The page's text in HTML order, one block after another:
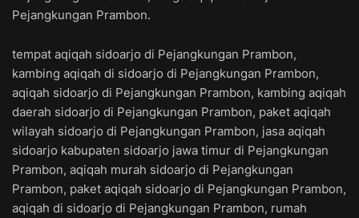
Pejangkungan Prambon.
tempat aqiqah sidoarjo di Pejangkungan Prambon,
kambing aqiqah di sidoarjo di Pejangkungan Prambon,
aqiqah sidoarjo di Pejangkungan Prambon, kambing aqiqah
daerah sidoarjo di Pejangkungan Prambon, paket aqiqah
wilayah sidoarjo di Pejangkungan Prambon, jasa aqiqah
sidoarjo kabupaten sidoarjo jawa timur di Pejangkungan
Prambon, aqiqah murah sidoarjo di Pejangkungan
Prambon, paket aqiqah sidoarjo di Pejangkungan Prambon,
aqiqah di sidoarjo di Pejangkungan Prambon, rumah